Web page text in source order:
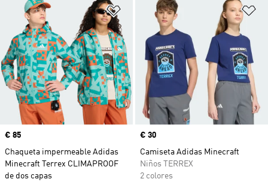
Añadir a la lista de deseos
Precio
€ 85
Chaqueta impermeable Adidas
Minecraft Terrex CLIMAPROOF
de dos capas
Precio
€ 30
Camiseta Adidas Minecraft
Niños TERREX
2 colores